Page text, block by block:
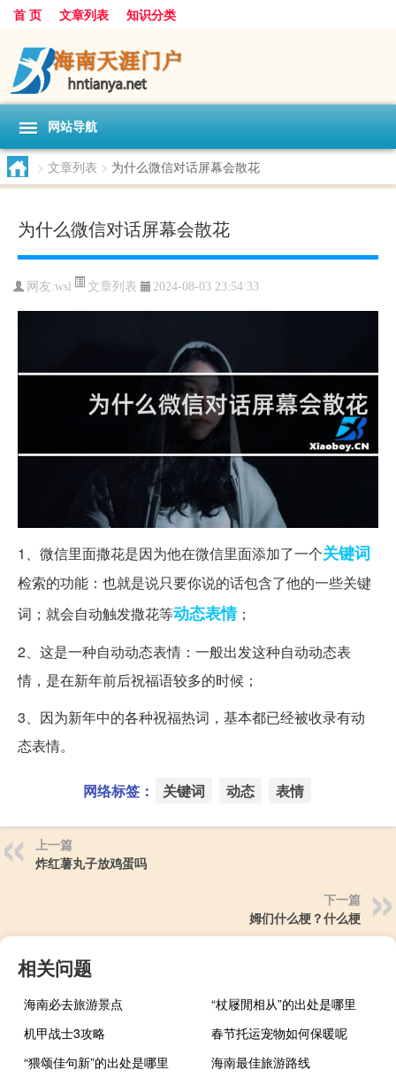
首 页 文章列表 知识分类
网站导航
> 文章列表 > 为什么微信对话屏幕会散花
为什么微信对话屏幕会散花
网友:wsl 文章列表 2024-08-03 23:54:33
1、微信里面撒花是因为他在微信里面添加了一个关键词
检索的功能：也就是说只要你说的话包含了他的一些关键
词；就会自动触发撒花等动态表情；
2、这是一种自动动态表情：一般出发这种自动动态表
情，是在新年前后祝福语较多的时候；
3、因为新年中的各种祝福热词，基本都已经被收录有动
态表情。
网络标签： 关键词 动态 表情
上一篇
炸红薯丸子放鸡蛋吗
下一篇
姆们什么梗？什么梗
相关问题
海南必去旅游景点
“杖屦閒相从”的出处是哪里
机甲战士3攻略
春节托运宠物如何保暖呢
“猥颂佳句新”的出处是哪里
海南最佳旅游路线